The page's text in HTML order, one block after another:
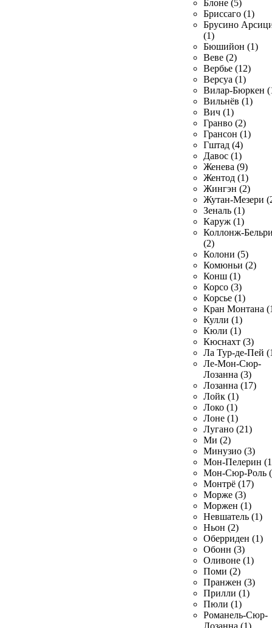
Блоне (5)
Бриссаго (1)
Брусино
(1)
Бюшийон (1)
Веве (2)
Вербье (12)
Версуа (1)
Вилар-Бюркен
Вильнёв (1)
Вич (1)
Гранво (2)
Грансон (1)
Гштад (4)
Давос (1)
Женева (9)
Жентод (1)
Жингэн (2)
Жутан-Мезери
Зеналь (1)
Каруж (1)
Коллонж-
(2)
Колони (5)
Комюньи (2)
Конш (1)
Корсо (3)
Корсье (1)
Кран Монтана
Кулли (1)
Кюли (1)
Кюснахт (3)
Ла Тур-де-Пей
Ле-Мон-Сюр-
Лозанна (3)
Лозанна (17)
Лойк (1)
Локо (1)
Лоне (1)
Лугано (21)
Ми (2)
Минузио (3)
Мон-Пелерин
Мон-Сюр-Роль
Монтрё (17)
Морже (3)
Моржен (1)
Невшатель (1)
Ньон (2)
Оберриден (1)
Обонн (3)
Оливоне (1)
Поми (2)
Пранжен (3)
Прилли (1)
Пюли (1)
Романель-Сюр-
Лозанна (1)